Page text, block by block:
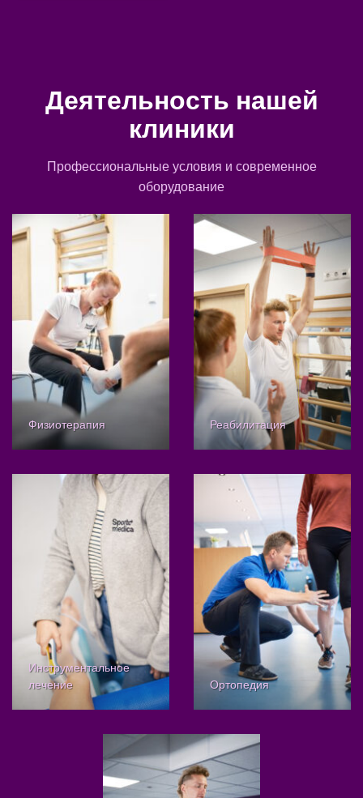
Деятельность нашей
клиники
Профессиональные условия и современное
оборудование
Физиотерапия Реабилитация
Инструментальное
лечение
Ортопедия